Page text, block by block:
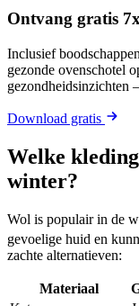
Ontvang gratis
Inclusief
gezonde ovenschotel
Download gratis
Welke
winter?
Wol is populair in de
gevoelige huid en
zachte alternatieven:
Materiaal